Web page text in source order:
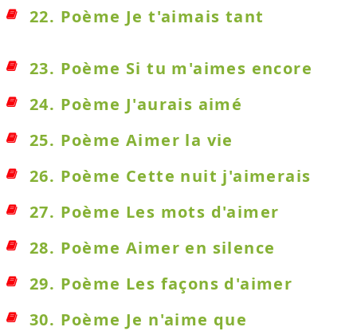
22. Poème Je t'aimais tant
23. Poème Si tu m'aimes encore
24. Poème J'aurais aimé
25. Poème Aimer la vie
26. Poème Cette nuit j'aimerais
27. Poème Les mots d'aimer
28. Poème Aimer en silence
29. Poème Les façons d'aimer
30. Poème Je n'aime que